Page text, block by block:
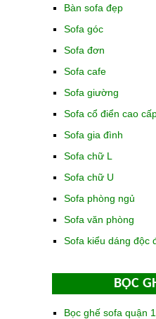
Bàn sofa đẹp
Sofa góc
Sofa đơn
Sofa cafe
Sofa giường
Sofa cổ điển cao
Sofa gia đình
Sofa chữ L
Sofa chữ U
Sofa phòng ngủ
Sofa văn phòng
Sofa kiểu dáng độc
BỌC
Bọc ghế sofa quận 1